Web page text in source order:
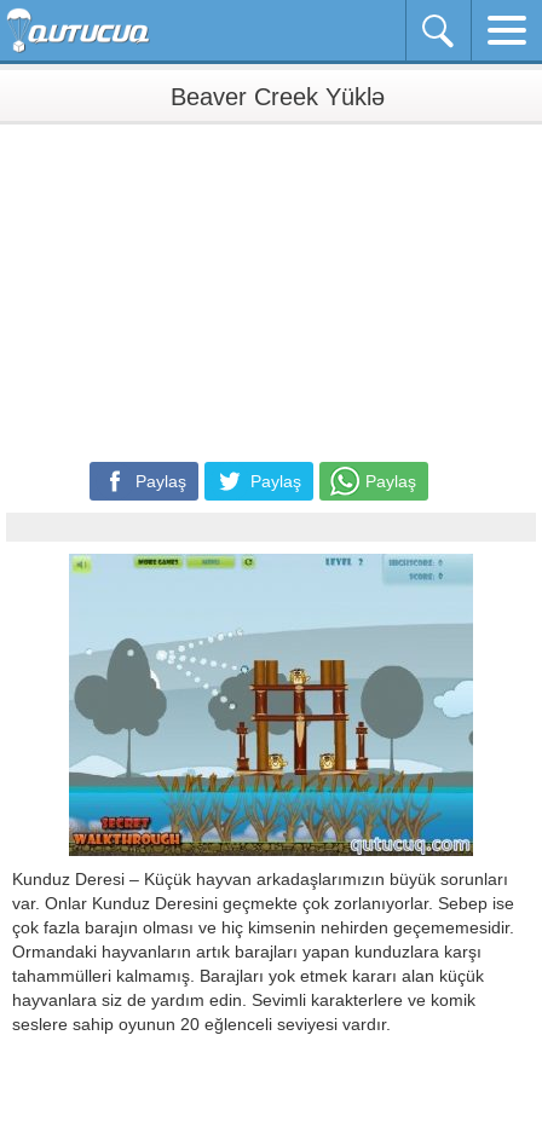
Beaver Creek Yüklə
Paylaş Paylaş Paylaş
Kunduz Deresi – Küçük hayvan arkadaşlarımızın büyük sorunları
var. Onlar Kunduz Deresini geçmekte çok zorlanıyorlar. Sebep ise
çok fazla barajın olması ve hiç kimsenin nehirden geçememesidir.
Ormandaki hayvanların artık barajları yapan kunduzlara karşı
tahammülleri kalmamış. Barajları yok etmek kararı alan küçük
hayvanlara siz de yardım edin. Sevimli karakterlere ve komik
seslere sahip oyunun 20 eğlenceli seviyesi vardır.